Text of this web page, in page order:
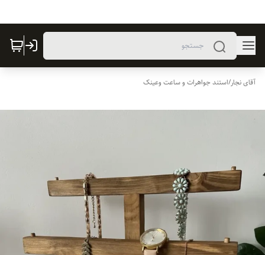
آقای نجار/استند جواهرات و ساعت وعینک